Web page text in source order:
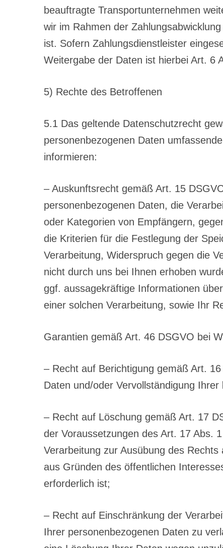
beauftragte Transportunternehmen
wir im Rahmen der
ist. Sofern Zahlungsdienstleister
Weitergabe der Daten ist hierbei Art. 6
5) Rechte des Betroffenen
5.1 Das geltende Datenschutzrecht
personenbezogenen Daten
informieren:
– Auskunftsrecht gemäß Art. 15
personenbezogenen Daten, die
oder Kategorien von Empfängern,
die Kriterien für die Festlegung der
Verarbeitung, Widerspruch gegen die
nicht durch uns bei Ihnen erhoben
ggf. aussagekräftige Informationen
einer solchen Verarbeitung, sowie Ihr
Garantien gemäß Art. 46 DSGVO bei
– Recht auf Berichtigung gemäß Art.
Daten und/oder Vervollständigung
– Recht auf Löschung gemäß Art. 17
der Voraussetzungen des Art. 17 Abs.
Verarbeitung zur Ausübung des
aus Gründen des öffentlichen
erforderlich ist;
– Recht auf Einschränkung der
Ihrer personenbezogenen Daten zu